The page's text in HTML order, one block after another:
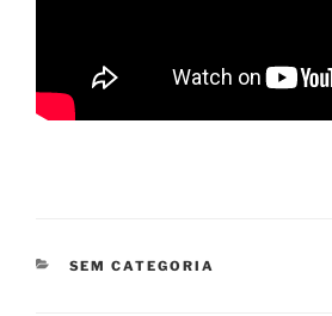
CATEGORIAS
SEM CATEGORIA